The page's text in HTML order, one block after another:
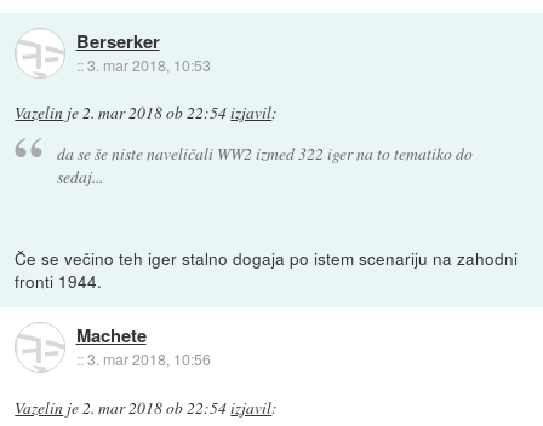
Berserker
::3. mar 2018, 10:53
Vazelin je2. mar 2018 ob 22:54izjavil:
da se še niste naveličali WW2 izmed 322 iger na to tematiko do
sedaj...
Če se večino teh iger stalno dogaja po istem scenariju na zahodni
fronti 1944.
Machete
::3. mar 2018, 10:56
Vazelin je2. mar 2018 ob 22:54izjavil: